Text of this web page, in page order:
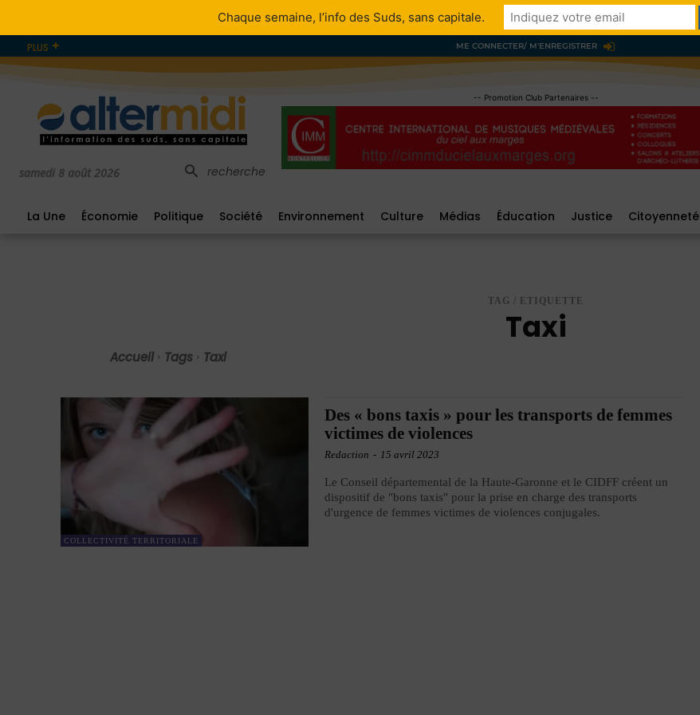
PLUS ME CONNECTER/ M'ENREGISTRER
samedi 8 août 2026 recherche
-- Promotion Club Partenaires --
La Une Économie Politique Société Environnement Culture Médias Éducation Justice Citoyenneté
TAG / ETIQUETTE
Taxi
Accueil Tags Taxi
COLLECTIVITÉ TERRITORIALE
Des « bons taxis » pour les transports de femmes
victimes de violences
Redaction - 15 avril 2023
Le Conseil départemental de la Haute-Garonne et le CIDFF créent un
dispositif de "bons taxis" pour la prise en charge des transports
d'urgence de femmes victimes de violences conjugales.
Chaque semaine, l’info des Suds, sans capitale.